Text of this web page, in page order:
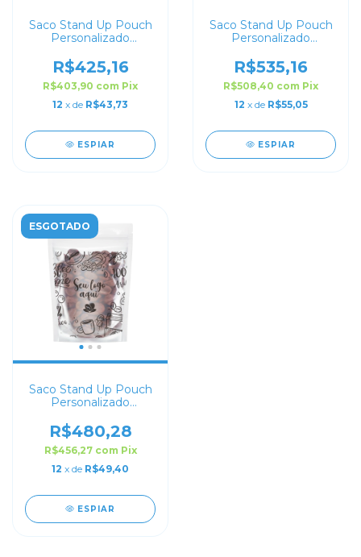
Saco Stand Up Pouch
Personalizado
R$425,16
R$403,90 com Pix
12 x de R$43,73
ESPIAR
Saco Stand Up Pouch
Personalizado
R$535,16
R$508,40 com Pix
12 x de R$55,05
ESPIAR
ESGOTADO
Saco Stand Up Pouch
Personalizado
R$480,28
R$456,27 com Pix
12 x de R$49,40
ESPIAR